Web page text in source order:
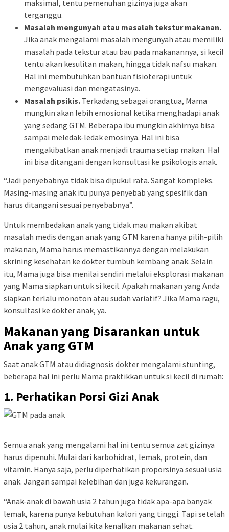
maksimal, tentu pemenuhan gizinya juga akan
terganggu.
Masalah mengunyah atau masalah tekstur makanan.
Jika anak mengalami masalah mengunyah atau memiliki
masalah pada tekstur atau bau pada makanannya, si kecil
tentu akan kesulitan makan, hingga tidak nafsu makan.
Hal ini membutuhkan bantuan fisioterapi untuk
mengevaluasi dan mengatasinya.
Masalah psikis. Terkadang sebagai orangtua, Mama
mungkin akan lebih emosional ketika menghadapi anak
yang sedang GTM. Beberapa ibu mungkin akhirnya bisa
sampai meledak-ledak emosinya. Hal ini bisa
mengakibatkan anak menjadi trauma setiap makan. Hal
ini bisa ditangani dengan konsultasi ke psikologis anak.
“Jadi penyebabnya tidak bisa dipukul rata. Sangat kompleks.
Masing-masing anak itu punya penyebab yang spesifik dan
harus ditangani sesuai penyebabnya”.
Untuk membedakan anak yang tidak mau makan akibat
masalah medis dengan anak yang GTM karena hanya pilih-pilih
makanan, Mama harus memastikannya dengan melakukan
skrining kesehatan ke dokter tumbuh kembang anak. Selain
itu, Mama juga bisa menilai sendiri melalui eksplorasi makanan
yang Mama siapkan untuk si kecil. Apakah makanan yang Anda
siapkan terlalu monoton atau sudah variatif? Jika Mama ragu,
konsultasi ke dokter anak, ya.
Makanan yang Disarankan untuk
Anak yang GTM
Saat anak GTM atau didiagnosis dokter mengalami stunting,
beberapa hal ini perlu Mama praktikkan untuk si kecil di rumah:
1. Perhatikan Porsi Gizi Anak
Semua anak yang mengalami hal ini tentu semua zat gizinya
harus dipenuhi. Mulai dari karbohidrat, lemak, protein, dan
vitamin. Hanya saja, perlu diperhatikan proporsinya sesuai usia
anak. Jangan sampai kelebihan dan juga kekurangan.
“Anak-anak di bawah usia 2 tahun juga tidak apa-apa banyak
lemak, karena punya kebutuhan kalori yang tinggi. Tapi setelah
usia 2 tahun, anak mulai kita kenalkan makanan sehat.